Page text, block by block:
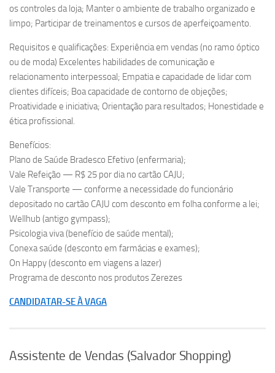
os controles da loja; Manter o ambiente de trabalho organizado e
limpo; Participar de treinamentos e cursos de aperfeiçoamento.
Requisitos e qualificações: Experiência em vendas (no ramo óptico
ou de moda) Excelentes habilidades de comunicação e
relacionamento interpessoal; Empatia e capacidade de lidar com
clientes difíceis; Boa capacidade de contorno de objeções;
Proatividade e iniciativa; Orientação para resultados; Honestidade e
ética profissional.
Benefícios:
Plano de Saúde Bradesco Efetivo (enfermaria);
Vale Refeição — R$ 25 por dia no cartão CAJU;
Vale Transporte — conforme a necessidade do funcionário
depositado no cartão CAJU com desconto em folha conforme a lei;
Wellhub (antigo gympass);
Psicologia viva (benefício de saúde mental);
Conexa saúde (desconto em farmácias e exames);
On Happy (desconto em viagens a lazer)
Programa de desconto nos produtos Zerezes
CANDIDATAR-SE À VAGA
Assistente de Vendas (Salvador Shopping)